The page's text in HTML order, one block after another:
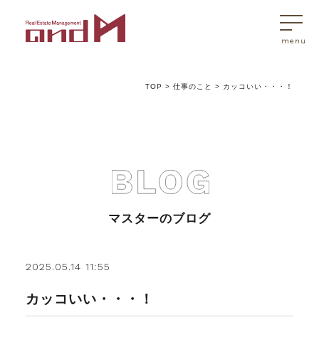
アンドエムが選ばれる理由
不動産売買Q&A
TOP >仕事のこと > カッコいい・・・！
マスターのブログ
2025.05.14 11:55
カッコいい・・・！